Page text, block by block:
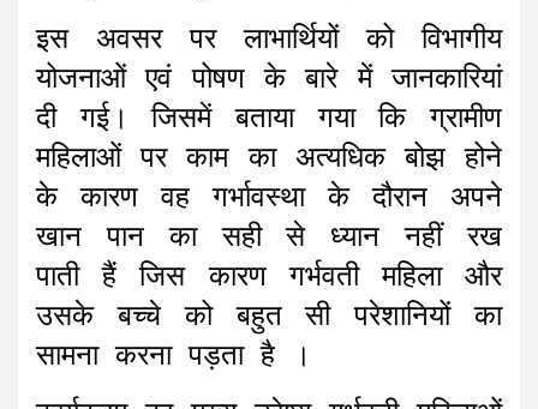
इस अवसर पर लाभार्थियों को विभागीय
योजनाओं एवं पोषण के बारे में जानकारियां
दी गई। जिसमें बताया गया कि ग्रामीण
महिलाओं पर काम का अत्यधिक बोझ होने
के कारण वह गर्भावस्था के दौरान अपने
खान पान का सही से ध्यान नहीं रख
पाती हैं जिस कारण गर्भवती महिला और
उसके बच्चे को बहुत सी परेशानियों का
सामना करना पड़ता है ।